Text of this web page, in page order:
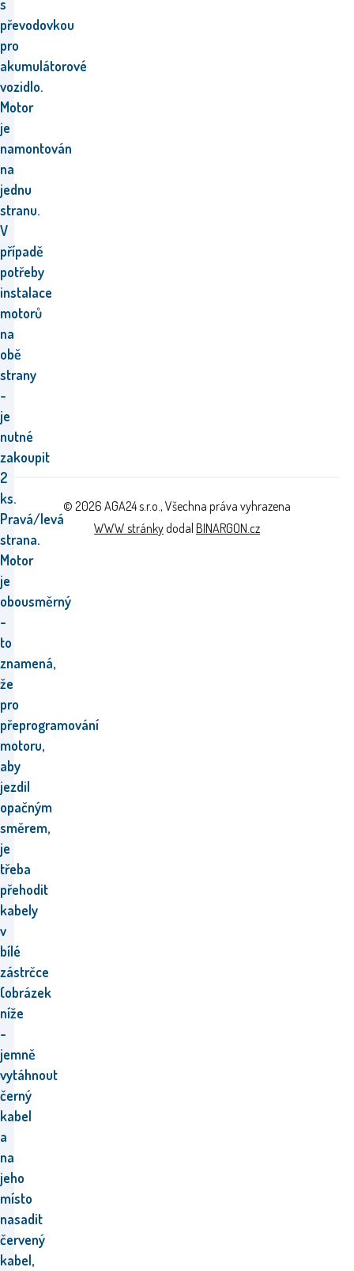
s
převodovkou
pro
akumulátorové
vozidlo.
Motor
je
namontován
na
jednu
stranu.
V
případě
potřeby
instalace
motorů
na
obě
strany
-
je
nutné
zakoupit
2
ks.
Pravá/levá
strana.
Motor
je
obousměrný
-
to
znamená,
že
pro
přeprogramování
motoru,
aby
jezdil
opačným
směrem,
je
třeba
přehodit
kabely
v
bílé
zástrčce
(obrázek
níže
-
jemně
vytáhnout
černý
kabel
a
na
jeho
místo
nasadit
červený
kabel,
© 2026 AGA24 s.r.o., Všechna práva vyhrazena
WWW stránkydodal BINARGON.cz